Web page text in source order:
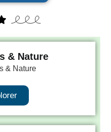
& Nature